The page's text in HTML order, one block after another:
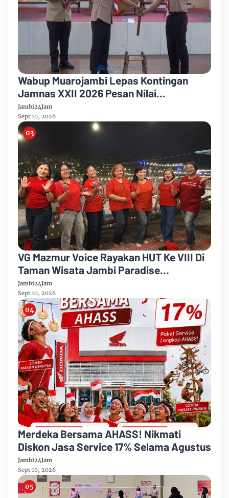
Wabup Muarojambi Lepas Kontingan
Jamnas XXII 2026 Pesan Nilai
Kedisiplinan Dan Pancasila
Jambi24Jam
Sept 10, 2026
VG Mazmur Voice Rayakan HUT Ke VIII Di
Taman Wisata Jambi Paradise
Kabupaten Muarojambi
Jambi24Jam
Sept 10, 2026
Merdeka Bersama AHASS! Nikmati
Diskon Jasa Service 17% Selama Agustus
Jambi24Jam
Sept 10, 2026